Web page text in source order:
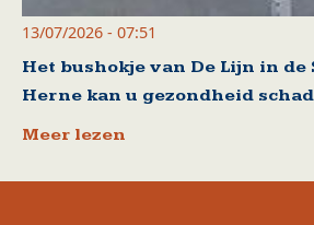
13/07/2026 - 07:51
Het bushokje van De Lijn in
Herne kan u gezondheid
Meer lezen